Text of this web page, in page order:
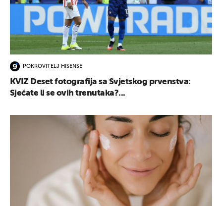
POKROVITELJ HISENSE
KVIZ Deset fotografija sa Svjetskog prvenstva:
Sjećate li se ovih trenutaka?...